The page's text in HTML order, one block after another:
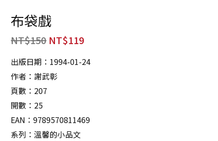
布袋戲
NT$150 NT$119
出版日期：1994-01-24
作者：謝武彰
頁數：207
開數：25
EAN：9789570811469
系列：溫馨的小品文